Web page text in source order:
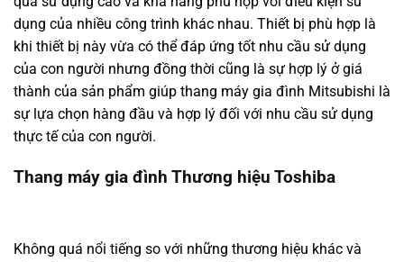
dụng của nhiều công trình khác nhau. Thiết bị phù hợp là
khi thiết bị này vừa có thể đáp ứng tốt nhu cầu sử dụng
của con người nhưng đồng thời cũng là sự hợp lý ở giá
thành của sản phẩm giúp thang máy gia đình Mitsubishi là
sự lựa chọn hàng đầu và hợp lý đối với nhu cầu sử dụng
thực tế của con người.
Thang máy gia đình Thương hiệu Toshiba
Không quá nổi tiếng so với những thương hiệu khác và